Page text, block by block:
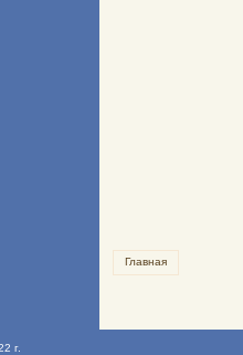
Главная
г.